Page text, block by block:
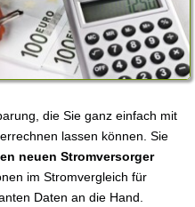
die Sie ganz einfach mit
lassen können. Sie
neuen Stromversorger
im Stromvergleich für
Daten an die Hand.